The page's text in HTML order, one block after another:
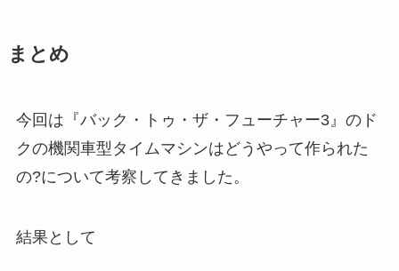
まとめ
今回は『バック・トゥ・ザ・フューチャー3』のド
クの機関車型タイムマシンはどうやって作られた
の?について考察してきました。
結果として